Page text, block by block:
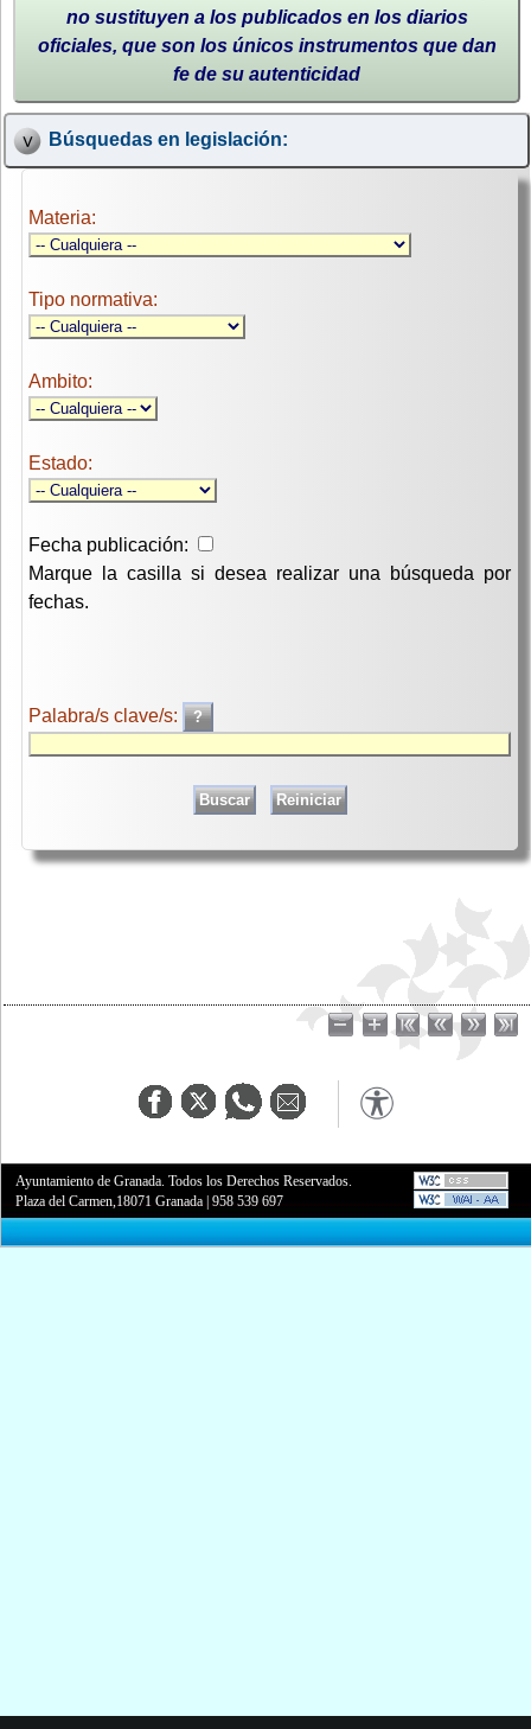
no sustituyen a los publicados en los diarios
oficiales, que son los únicos instrumentos que dan
fe de su autenticidad
Búsquedas en legislación:
Materia:
Tipo normativa:
Ambito:
Estado:
Fecha publicación:
Marque la casilla si desea realizar una búsqueda por
fechas.
Palabra/s clave/s:
Ayuntamiento de Granada. Todos los Derechos Reservados.
Plaza del Carmen,18071 Granada |958 539 697